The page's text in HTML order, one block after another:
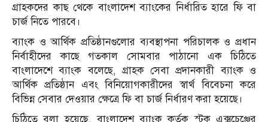
গ্রাহকদের কাছ থেকে বাংলাদেশ ব্যাংকের নির্ধারিত হারে ফি বা
চার্জ নিতে পারবে।
ব্যাংক ও আর্থিক প্রতিষ্ঠানগুলোর ব্যবস্থাপনা পরিচালক ও প্রধান
নির্বাহীদের কাছে গতকাল সোমবার পাঠানো এক চিঠিতে
বাংলাদেশে ব্যাংক বলেছে, গ্রাহক সেবা প্রদানকারী ব্যাংক ও
আর্থিক প্রতিষ্ঠান এবং বিনিয়োগকারীদের স্বার্থ বিবেচনা করে
বিভিন্ন সেবার দেওয়ার ক্ষেত্রে ফি বা চার্জ নির্ধারণ করা হয়েছে।
চিঠিতে বলা হয়েছে, বাংলাদেশ ব্যাংক কর্তৃক স্টক এক্সচেঞ্জের